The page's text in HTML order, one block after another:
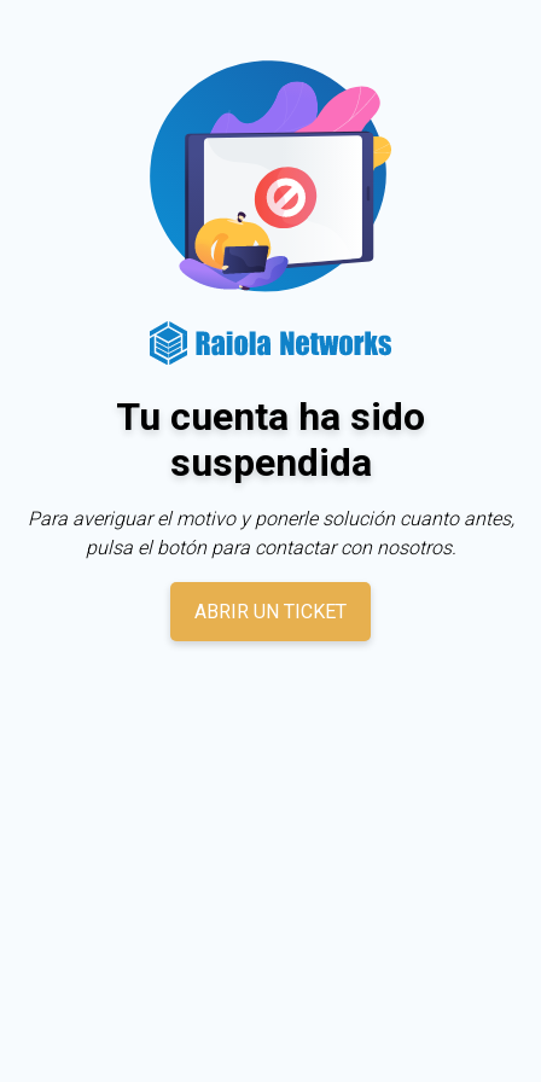
Tu cuenta ha sido
suspendida
Para averiguar el motivo y ponerle solución cuanto antes,
pulsa el botón para contactar con nosotros.
ABRIR UN TICKET